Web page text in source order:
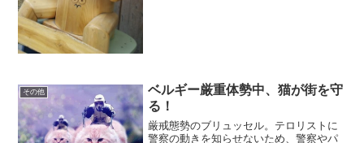
その他
ベルギー厳重体勢中、猫が街を守
る！
厳戒態勢のブリュッセル。テロリストに
警察の動きを知らせないため、警察やパ